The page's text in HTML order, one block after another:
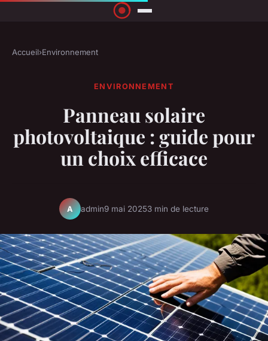
Accueil›Environnement
ENVIRONNEMENT
Panneau solaire
photovoltaique : guide pour
un choix efficace
A admin9 mai 20253 min de lecture